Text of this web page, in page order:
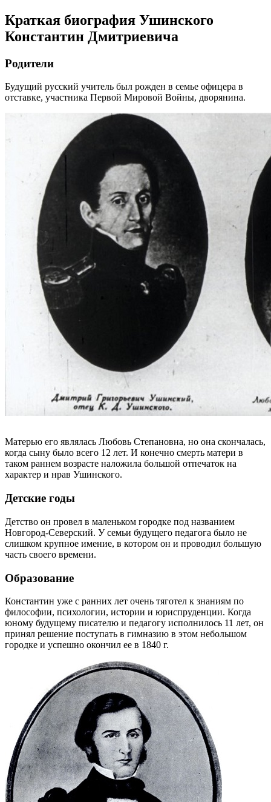
Краткая биография Ушинского
Константин Дмитриевича
Родители
Будущий русский учитель был рожден в семье офицера в
отставке, участника Первой Мировой Войны, дворянина.
Матерью его являлась Любовь Степановна, но она скончалась,
когда сыну было всего 12 лет. И конечно смерть матери в
таком раннем возрасте наложила большой отпечаток на
характер и нрав Ушинского.
Детские годы
Детство он провел в маленьком городке под названием
Новгород-Северский. У семьи будущего педагога было не
слишком крупное имение, в котором он и проводил большую
часть своего времени.
Образование
Константин уже с ранних лет очень тяготел к знаниям по
философии, психологии, истории и юриспруденции. Когда
юному будущему писателю и педагогу исполнилось 11 лет, он
принял решение поступать в гимназию в этом небольшом
городке и успешно окончил ее в 1840 г.